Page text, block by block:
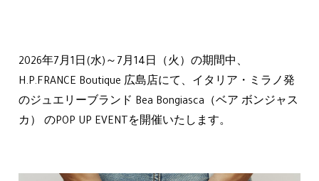
2026年7月1日(水)～7月14日（火）の期間中、
H.P.FRANCE Boutique 広島店にて、イタリア・ミラノ発
のジュエリーブランド Bea Bongiasca（ベア ボンジャス
カ） のPOP UP EVENTを開催いたします。